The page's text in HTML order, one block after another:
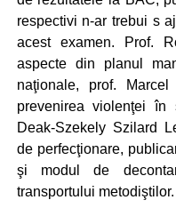
respectivi n-ar trebui s
acest examen. Prof.
aspecte din planul
naţionale, prof.
prevenirea violenţei
Deak-Szekely Szilard
de perfecţionare,
şi modul de
transportului metodiştilor.